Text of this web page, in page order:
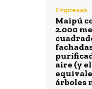
Empresas
Maipú
2.000
aire (y
árboles